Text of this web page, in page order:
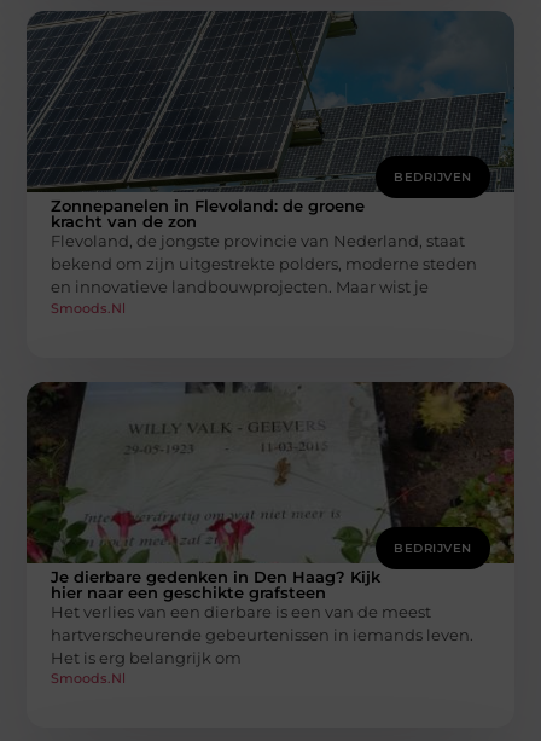
BEDRIJVEN
Zonnepanelen in Flevoland: de groene
kracht van de zon
Flevoland, de jongste provincie van Nederland, staat
bekend om zijn uitgestrekte polders, moderne steden
en innovatieve landbouwprojecten. Maar wist je
Smoods.nl
BEDRIJVEN
Je dierbare gedenken in Den Haag? Kijk
hier naar een geschikte grafsteen
Het verlies van een dierbare is een van de meest
hartverscheurende gebeurtenissen in iemands leven.
Het is erg belangrijk om
Smoods.nl